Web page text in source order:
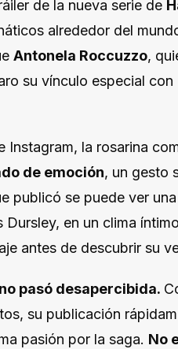
de la nueva serie de
alrededor del
Antonela Roccuzzo,
su vínculo especial
Instagram, la rosarina
de emoción, un gesto
publicó se puede ver
en un clima
antes de descubrir su
pasó desapercibida.
su publicación
pasión por la saga. No